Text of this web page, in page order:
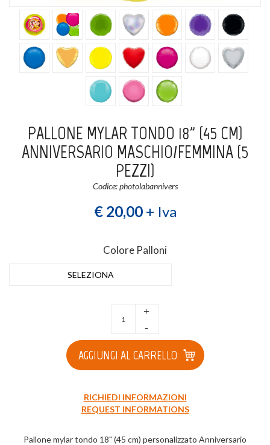
Login Registrati
Wishlist
PALLONE MYLAR TONDO 18" (45 CM)
ANNIVERSARIO MASCHIO/FEMMINA (5
PEZZI)
Codice: photolabannivers
€ 20,00+ Iva
Colore Palloni
SELEZIONA
+
-
AGGIUNGI AL CARRELLO
RICHIEDI INFORMAZIONI
REQUEST INFORMATIONS
Pallone mylar tondo 18" (45 cm) personalizzato Anniversario